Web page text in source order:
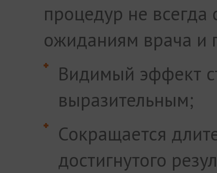
процедур не всегда
ожиданиям врача и
Видимый эффект
выразительным;
Сокращается
достигнутого